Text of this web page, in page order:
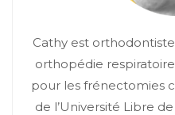
Cathy est
orthopédie
pour les frénectomies
de l’Université Libre